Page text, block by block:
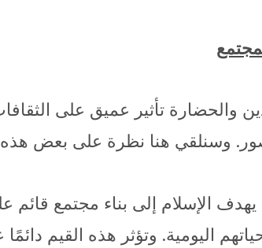
والحضارة تأثير عميق على
وسنلقي هنا نظرة على بعض
يهدف الإسلام إلى بناء مجتمع قائم
اليومية. وتؤثر هذه القيم